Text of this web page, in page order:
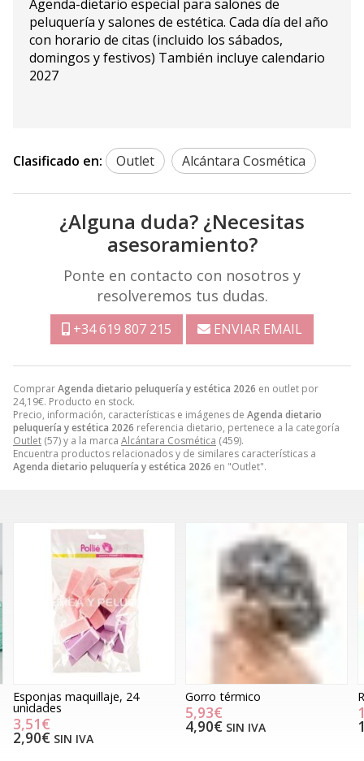
ComprarAgenda dietario peluquería y estética 2026 en outlet por
24,19€. Producto en stock.
Precio, información, características e imágenes de Agenda dietario
peluquería y estética 2026 referencia dietario, pertenece a la categoría
Outlet (57) y a la marca Alcántara Cosmética (459).
Encuentra productos relacionados y de similares características a
Agenda dietario peluquería y estética 2026 en "Outlet".
Agenda-dietario especial para salones de
peluquería y salones de estética. Cada día del año
con horario de citas (incluido los sábados,
domingos y festivos) También incluye calendario
2027
Clasificado en: Outlet Alcántara Cosmética
¿Alguna duda? ¿Necesitas
asesoramiento?
Ponte en contacto con nosotros y
resolveremos tus dudas.
+34 619 807 215 ENVIAR EMAIL
Esponjas maquillaje, 24
unidades
3,51€
2,90€ SIN IVA
Gorro térmico
5,93€
4,90€ SIN IVA